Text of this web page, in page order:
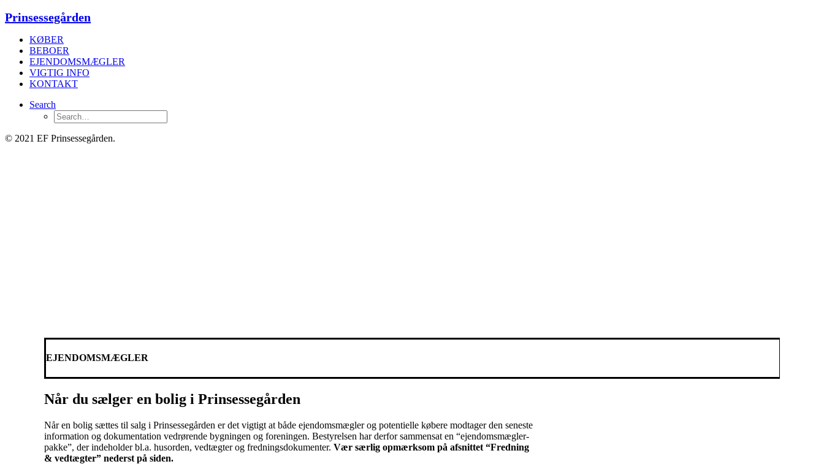
Prinsessegården
KØBER
BEBOER
EJENDOMSMÆGLER
VIGTIG INFO
KONTAKT
Search
© 2021 EF Prinsessegården.
EJENDOMSMÆGLER
Når du sælger en bolig i Prinsessegården
Når en bolig sættes til salg i Prinsessegården er det vigtigt at både ejendomsmægler og potentielle købere modtager den seneste
information og dokumentation vedrørende bygningen og foreningen. Bestyrelsen har derfor sammensat en “ejendomsmægler-
pakke”, der indeholder bl.a. husorden, vedtægter og fredningsdokumenter. Vær særlig opmærksom på afsnittet “Fredning
& vedtægter” nederst på siden.